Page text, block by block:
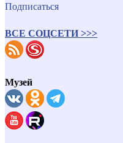
Подписаться
ВСЕ СОЦСЕТИ >>>
Музей